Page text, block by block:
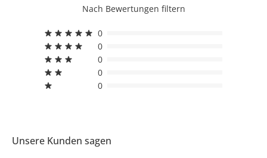
Nach Bewertungen filtern
0
0
0
0
0
Unsere Kunden sagen